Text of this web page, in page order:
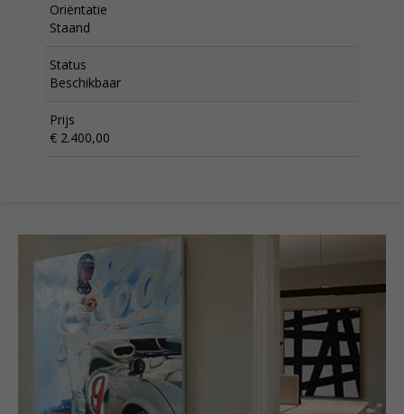
Oriëntatie
Staand
Status
Beschikbaar
Prijs
€ 2.400,00